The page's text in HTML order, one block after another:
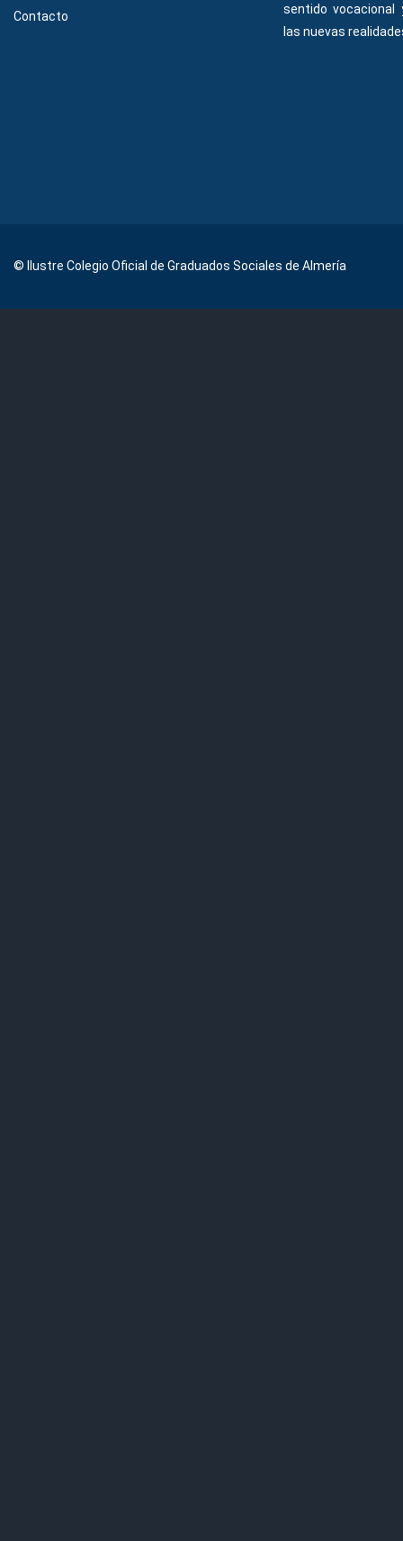
Contacto
sentido
las nuevas
© Ilustre Colegio Oficial de Graduados Sociales de Almería